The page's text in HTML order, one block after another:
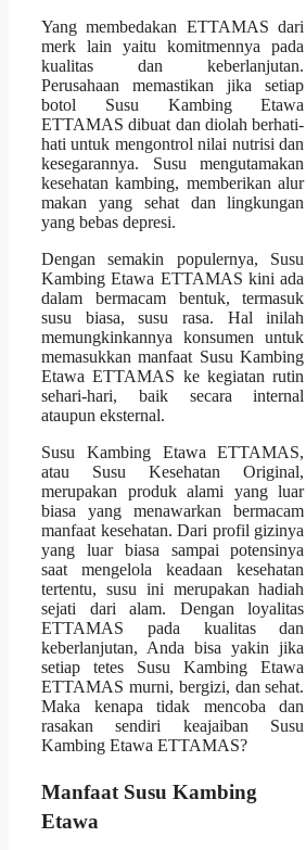
Yang membedakan ETTAMAS dari
merk lain yaitu komitmennya pada
kualitas dan keberlanjutan.
Perusahaan memastikan jika setiap
botol Susu Kambing Etawa
ETTAMAS dibuat dan diolah berhati-
hati untuk mengontrol nilai nutrisi dan
kesegarannya. Susu mengutamakan
kesehatan kambing, memberikan alur
makan yang sehat dan lingkungan
yang bebas depresi.
Dengan semakin populernya, Susu
Kambing Etawa ETTAMAS kini ada
dalam bermacam bentuk, termasuk
susu biasa, susu rasa. Hal inilah
memungkinkannya konsumen untuk
memasukkan manfaat Susu Kambing
Etawa ETTAMAS ke kegiatan rutin
sehari-hari, baik secara internal
ataupun eksternal.
Susu Kambing Etawa ETTAMAS,
atau Susu Kesehatan Original,
merupakan produk alami yang luar
biasa yang menawarkan bermacam
manfaat kesehatan. Dari profil gizinya
yang luar biasa sampai potensinya
saat mengelola keadaan kesehatan
tertentu, susu ini merupakan hadiah
sejati dari alam. Dengan loyalitas
ETTAMAS pada kualitas dan
keberlanjutan, Anda bisa yakin jika
setiap tetes Susu Kambing Etawa
ETTAMAS murni, bergizi, dan sehat.
Maka kenapa tidak mencoba dan
rasakan sendiri keajaiban Susu
Kambing Etawa ETTAMAS?
Manfaat Susu Kambing
Etawa